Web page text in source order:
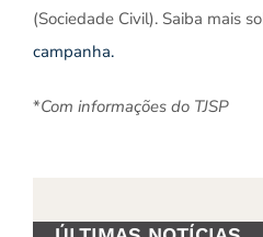
(Sociedade Civil). Saiba mais
campanha.
*Com informações do TJSP